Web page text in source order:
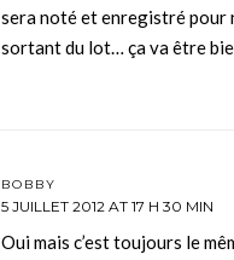
sera noté et enregistré pour
sortant du lot… ça va être
BOBBY
5 JUILLET 2012 AT 17 H 30 MIN
Oui mais c’est toujours le